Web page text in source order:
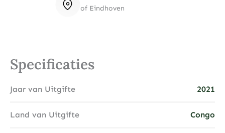
of Eindhoven
Specificaties
Jaar van Uitgifte 2021
Land van Uitgifte Congo